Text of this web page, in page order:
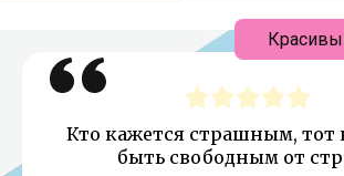
Кто кажется страшным, тот
быть свободным от